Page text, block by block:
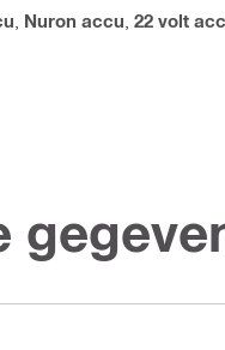
Nuron accu 22 volt